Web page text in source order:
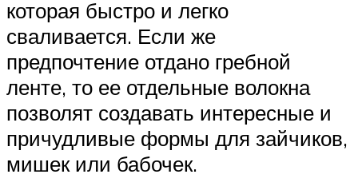
которая быстро и легко
сваливается. Если же
предпочтение отдано гребной
ленте, то ее отдельные волокна
позволят создавать интересные и
причудливые формы для зайчиков,
мишек или бабочек.